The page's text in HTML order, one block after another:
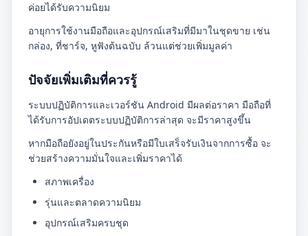
ค่อยได้รับความนิยม
อายุการใช้งานมือถือและอุปกรณ์เสริมที่มีมาในชุดขาย เช่น
กล่อง, ที่ชาร์จ, หูฟังต้นฉบับ ล้วนแต่ช่วยเพิ่มมูลค่า
ปัจจัยเพิ่มเติมที่ควรรู้
ระบบปฏิบัติการและเวอร์ชัน Android มีผลต่อราคา มือถือที่
ได้รับการอัปเดตระบบปฏิบัติการล่าสุด จะมีราคาสูงขึ้น
หากมือถือยังอยู่ในประกันหรือมีใบเสร็จรับเงินจากการซื้อ จะ
ช่วยสร้างความมั่นใจและเพิ่มราคาได้
สภาพเครื่อง
รุ่นและตลาดความนิยม
อุปกรณ์เสริมครบชุด